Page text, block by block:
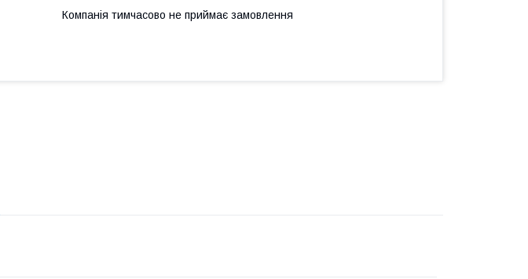
Компанія тимчасово не приймає замовлення